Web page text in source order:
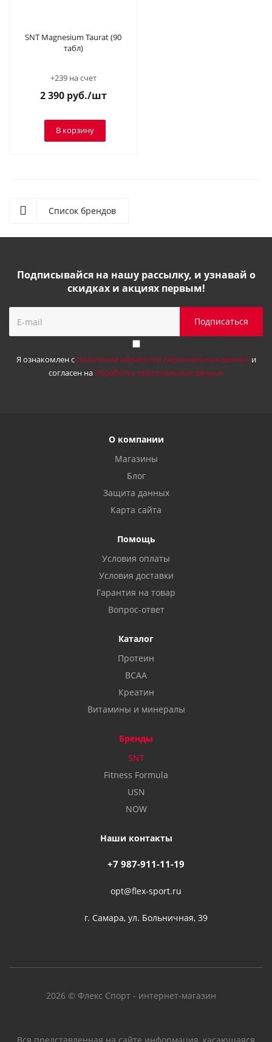
SNT Magnesium Taurat (90
табл)
+239 на счет
2 390руб./шт
В корзину
Список брендов
Подписывайся на нашу рассылку, и узнавай о
скидках и акциях первым!
Я ознакомлен с Политикой обработки персональных данныхи
согласен наобработку персональных данных
О компании
Магазины
Блог
Защита данных
Карта сайта
Помощь
Условия оплаты
Условия доставки
Гарантия на товар
Вопрос-ответ
Каталог
Протеин
BCAA
Креатин
Витамины и минералы
Бренды
SNT
Fitness Formula
USN
NOW
Наши контакты
+7 987-911-11-19
opt@flex-sport.ru
г. Самара, ул. Больничная, 39
2026 © Флекс Спорт - интернет-магазин